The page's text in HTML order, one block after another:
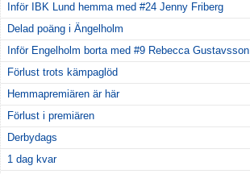
Inför IBK Lund hemma med #24 Jenny Friberg
Delad poäng i Ängelholm
Inför Engelholm borta med #9 Rebecca Gustavsson
Förlust trots kämpaglöd
Hemmapremiären är här
Förlust i premiären
Derbydags
1 dag kvar